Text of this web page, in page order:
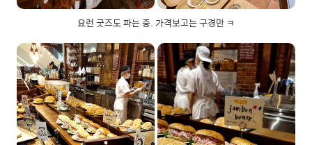
요런 굿즈도 파는 중. 가격보고는 구경만 ㅋ